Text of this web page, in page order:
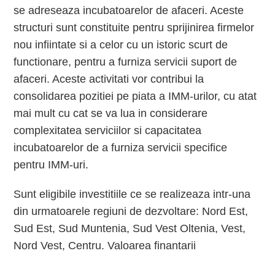
se adreseaza incubatoarelor de afaceri. Aceste
structuri sunt constituite pentru sprijinirea firmelor
nou infiintate si a celor cu un istoric scurt de
functionare, pentru a furniza servicii suport de
afaceri. Aceste activitati vor contribui la
consolidarea pozitiei pe piata a IMM-urilor, cu atat
mai mult cu cat se va lua in considerare
complexitatea serviciilor si capacitatea
incubatoarelor de a furniza servicii specifice
pentru IMM-uri.
Sunt eligibile investitiile ce se realizeaza intr-una
din urmatoarele regiuni de dezvoltare: Nord Est,
Sud Est, Sud Muntenia, Sud Vest Oltenia, Vest,
Nord Vest, Centru. Valoarea finantarii